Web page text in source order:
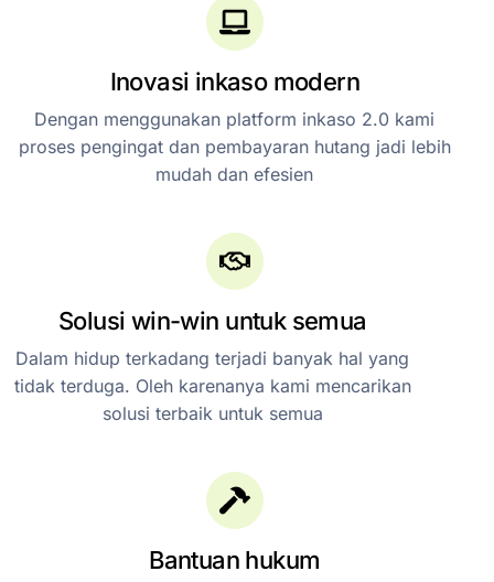
Inovasi inkaso modern
Dengan menggunakan platform inkaso 2.0 kami
proses pengingat dan pembayaran hutang jadi lebih
mudah dan efesien
Solusi win-win untuk semua
Dalam hidup terkadang terjadi banyak hal yang
tidak terduga. Oleh karenanya kami mencarikan
solusi terbaik untuk semua
Bantuan hukum